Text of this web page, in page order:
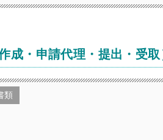
成・申請代理・提出・受
類